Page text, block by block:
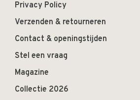
Privacy Policy
Verzenden & retourneren
Contact & openingstijden
Stel een vraag
Magazine
Collectie 2026